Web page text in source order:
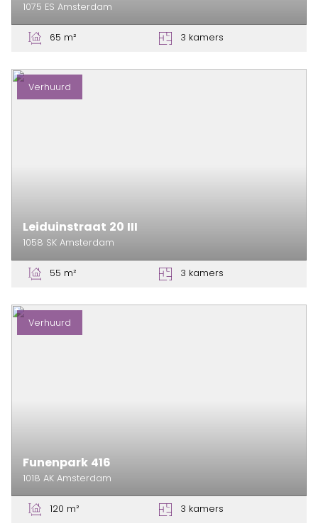
1075 ES Amsterdam
65 m² 3 kamers
Verhuurd
Leiduinstraat 20 III
1058 SK Amsterdam
55 m² 3 kamers
Verhuurd
Funenpark 416
1018 AK Amsterdam
120 m² 3 kamers